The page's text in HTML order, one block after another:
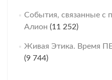
События, связанные с
Алион (11 252)
Живая Этика. Время
(9 744)